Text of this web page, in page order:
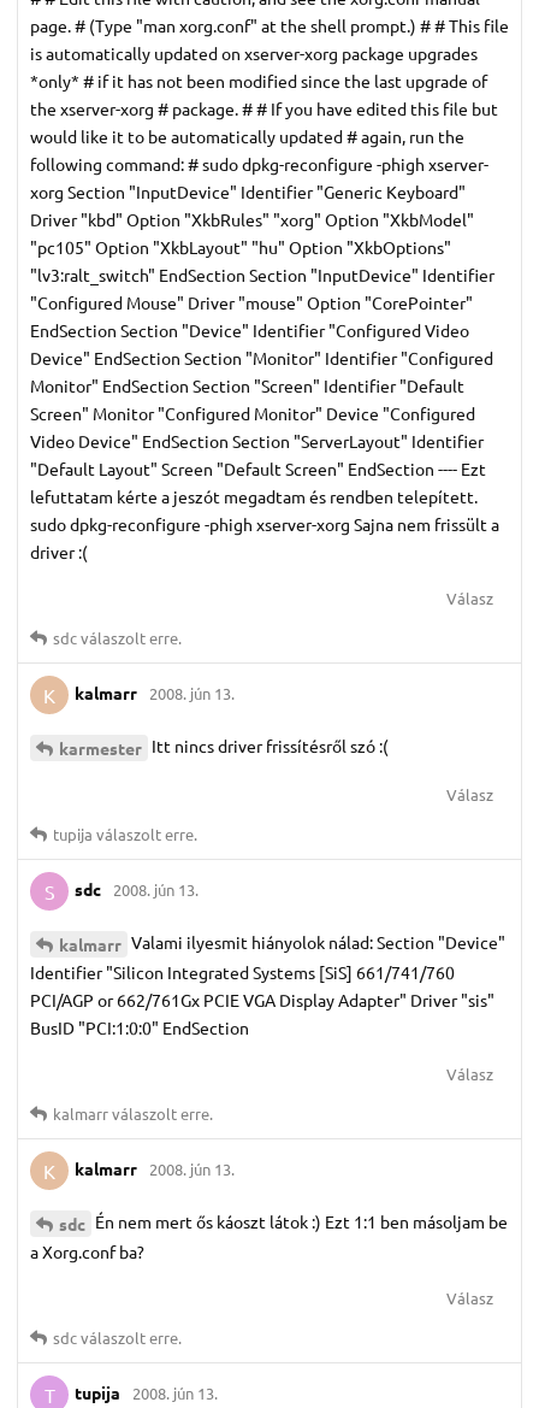
page. # (Type "man xorg.conf" at the shell prompt.) # # This file
is automatically updated on xserver-xorg package upgrades
*only* # if it has not been modified since the last upgrade of
the xserver-xorg # package. # # If you have edited this file but
would like it to be automatically updated # again, run the
following command: # sudo dpkg-reconfigure -phigh xserver-
xorg Section "InputDevice" Identifier "Generic Keyboard"
Driver "kbd" Option "XkbRules" "xorg" Option "XkbModel"
"pc105" Option "XkbLayout" "hu" Option "XkbOptions"
"lv3:ralt_switch" EndSection Section "InputDevice" Identifier
"Configured Mouse" Driver "mouse" Option "CorePointer"
EndSection Section "Device" Identifier "Configured Video
Device" EndSection Section "Monitor" Identifier "Configured
Monitor" EndSection Section "Screen" Identifier "Default
Screen" Monitor "Configured Monitor" Device "Configured
Video Device" EndSection Section "ServerLayout" Identifier
"Default Layout" Screen "Default Screen" EndSection ---- Ezt
lefuttatam kérte a jeszót megadtam és rendben telepített.
sudo dpkg-reconfigure -phigh xserver-xorg Sajna nem frissült a
driver :(
Válasz
sdcválaszolt erre.
K kalmarr 2008. jún 13.
karmester Itt nincs driver frissítésről szó :(
Válasz
tupija válaszolt erre.
S sdc 2008. jún 13.
kalmarr Valami ilyesmit hiányolok nálad: Section "Device"
Identifier "Silicon Integrated Systems [SiS] 661/741/760
PCI/AGP or 662/761Gx PCIE VGA Display Adapter" Driver "sis"
BusID "PCI:1:0:0" EndSection
Válasz
kalmarrválaszolt erre.
K kalmarr 2008. jún 13.
sdc Én nem mert ős káoszt látok :) Ezt 1:1 ben másoljam be
a Xorg.conf ba?
Válasz
sdcválaszolt erre.
T tupija 2008. jún 13.